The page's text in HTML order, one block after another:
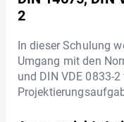
2
In dieser Schulung
Umgang mit den
und DIN VDE 0833-